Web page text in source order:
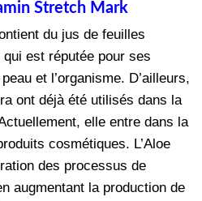
Stretch Mark
du jus de feuilles
qui est réputée pour ses
et l’organisme. D’ailleurs,
ont déjà été utilisés dans la
elle entre dans la
cosmétiques. L’Aloe
des processus de
augmentant la production de